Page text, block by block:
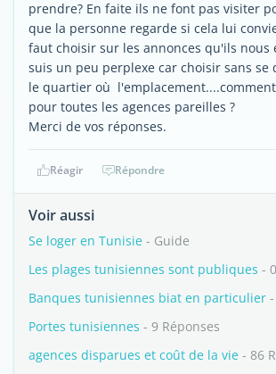
prendre? En faite ils ne font pas visiter
que la personne regarde si cela lui
faut choisir sur les annonces qu'ils nous
suis un peu perplexe car choisir sans se
le quartier où
pour toutes les agences pareilles ?
Merci de vos réponses.
Réagir Répondre
Voir aussi
Se loger en Tunisie - Guide
Les plages tunisiennes sont publiques -
Banques tunisiennes biat en particulier
Portes tunisiennes - 9 Réponses
agences disparues et coût de la vie - 86